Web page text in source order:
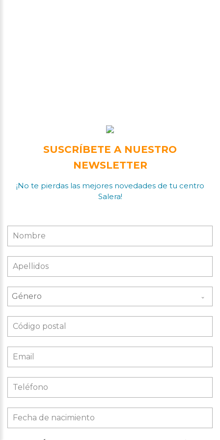
SUSCRÍBETE A NUESTRO
NEWSLETTER
¡No te pierdas las mejores novedades de tu centro
Salera!
Género